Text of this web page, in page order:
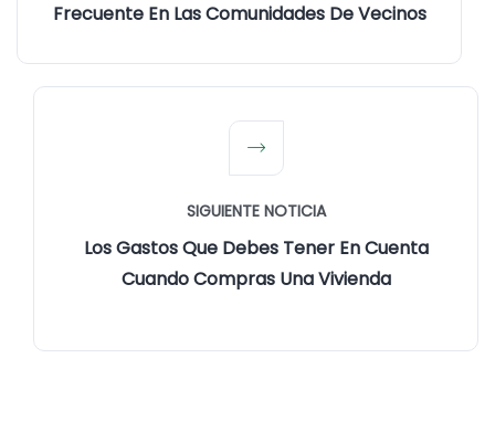
Frecuente En Las Comunidades De Vecinos
SIGUIENTE NOTICIA
Los Gastos Que Debes Tener En Cuenta
Cuando Compras Una Vivienda